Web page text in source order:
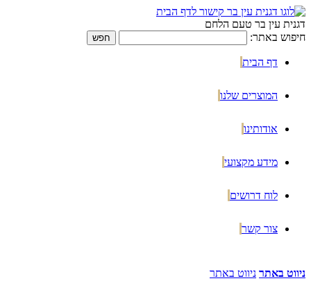
דגנית עין בר טעם הלחם
חיפוש באתר:
דף הבית
המוצרים שלנו
אודותינו
מידע מקצועי
לוח דרושים
צור קשר
ניווט באתר ניווט באתר